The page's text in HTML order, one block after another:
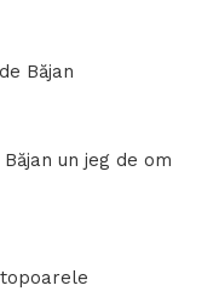
Băjan
un jeg de om